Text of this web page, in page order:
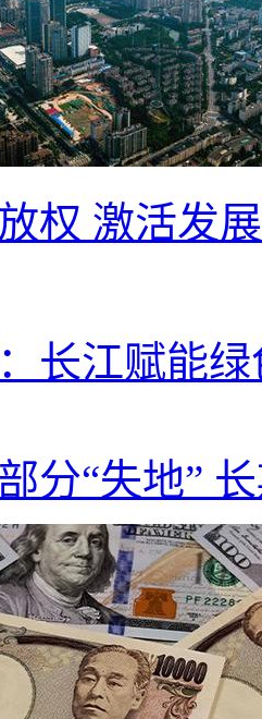
权 激活发
长江赋能
分“失地”